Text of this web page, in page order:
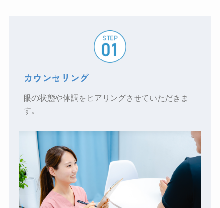
カウンセリング
眼の状態や体調をヒアリングさせていただきま
す。